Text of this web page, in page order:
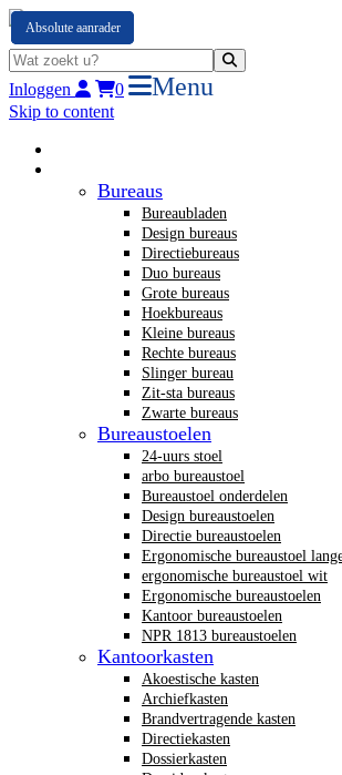
Inloggen 0 Menu
Skip to content
Bureaus
Bureaubladen
Design bureaus
Directiebureaus
Duo bureaus
Grote bureaus
Hoekbureaus
Kleine bureaus
Rechte bureaus
Slinger bureau
Zit-sta bureaus
Zwarte bureaus
Bureaustoelen
24-uurs stoel
arbo bureaustoel
Bureaustoel onderdelen
Design bureaustoelen
Directie bureaustoelen
Ergonomische bureaustoel
ergonomische bureaustoel wit
Ergonomische bureaustoelen
Kantoor bureaustoelen
NPR 1813 bureaustoelen
Kantoorkasten
Akoestische kasten
Archiefkasten
Brandvertragende kasten
Directiekasten
Dossierkasten
B-keus
Absolute aanrader
Absolute aanrader
Absolute aanrader